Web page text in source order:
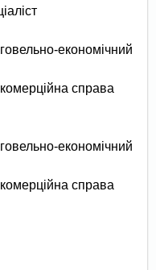
економічний
справа
економічний
справа